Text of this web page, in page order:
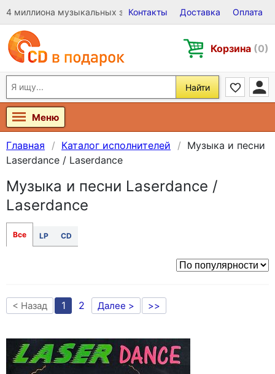
4 миллиона музыкальных записей на Виниле, CD и DVD
Контакты Доставка Оплата
Корзина (0)
Найти
Меню
Главная Каталог исполнителей
Музыка и песни
Laserdance / Laserdance
Музыка и песни Laserdance /
Laserdance
Все LP CD
< Назад 1 2 Далее > >>